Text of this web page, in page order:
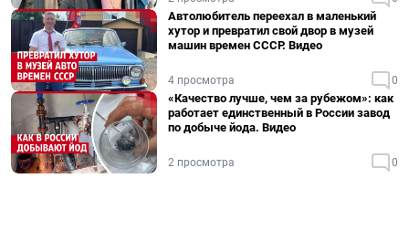
Автолюбитель переехал в маленький
хутор и превратил свой двор в музей
машин времен СССР. Видео
4 просмотра 0
«Качество лучше, чем за рубежом»: как
работает единственный в России завод
по добыче йода. Видео
2 просмотра 0